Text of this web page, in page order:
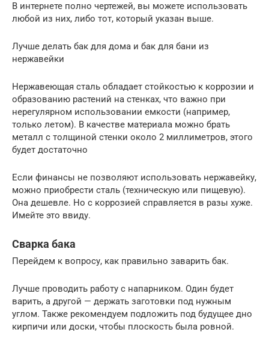
В интернете полно чертежей, вы можете использовать
любой из них, либо тот, который указан выше.
Лучше делать бак для дома и бак для бани из
нержавейки
Нержавеющая сталь обладает стойкостью к коррозии и
образованию растений на стенках, что важно при
нерегулярном использовании емкости (например,
только летом). В качестве материала можно брать
металл с толщиной стенки около 2 миллиметров, этого
будет достаточно
Если финансы не позволяют использовать нержавейку,
можно приобрести сталь (техническую или пищевую).
Она дешевле. Но с коррозией справляется в разы хуже.
Имейте это ввиду.
Сварка бака
Перейдем к вопросу, как правильно заварить бак.
Лучше проводить работу с напарником. Один будет
варить, а другой — держать заготовки под нужным
углом. Также рекомендуем подложить под будущее дно
кирпичи или доски, чтобы плоскость была ровной.